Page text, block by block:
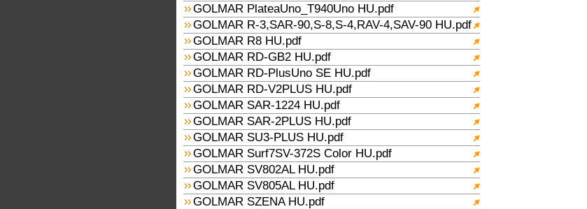
GOLMAR PlateaUno_T940Uno HU.pdf
GOLMAR R-3,SAR-90,S-8,S-4,RAV-4,SAV-90 HU.pdf
GOLMAR R8 HU.pdf
GOLMAR RD-GB2 HU.pdf
GOLMAR RD-PlusUno SE HU.pdf
GOLMAR RD-V2PLUS HU.pdf
GOLMAR SAR-1224 HU.pdf
GOLMAR SAR-2PLUS HU.pdf
GOLMAR SU3-PLUS HU.pdf
GOLMAR Surf7SV-372S Color HU.pdf
GOLMAR SV802AL HU.pdf
GOLMAR SV805AL HU.pdf
GOLMAR SZENA HU.pdf